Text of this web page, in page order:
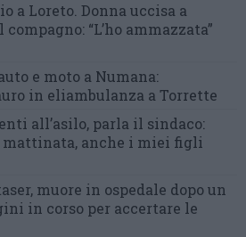
a Loreto. Donna uccisa a
“L’ho ammazzata”
e moto a Numana:
in eliambulanza a Torrette
all’asilo, parla il sindaco:
anche i miei figli
muore in ospedale dopo un
in corso per accertare le